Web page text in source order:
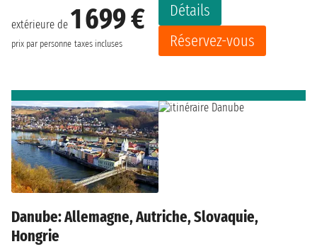
extérieure de 1 699 €
prix par personne taxes incluses
Détails
Réservez-vous
Danube: Allemagne, Autriche, Slovaquie,
Hongrie